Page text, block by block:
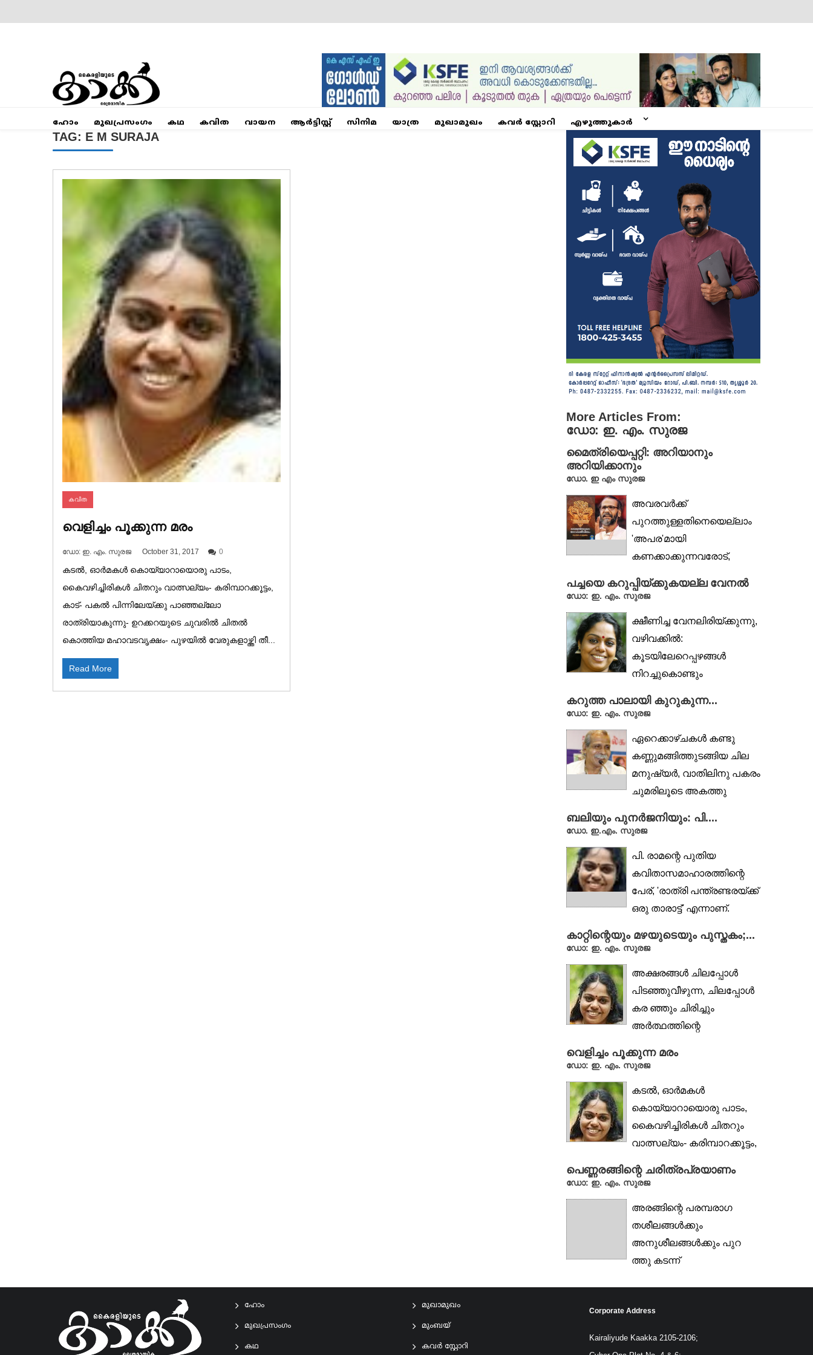
Mumbai Kaakka
ഹോം മുഖപ്രസംഗം കഥ കവിത വായന ആര്‍ട്ടിസ്റ്റ് സിനിമ യാത്ര മുഖാമുഖം കവർ സ്റ്റോറി എഴുത്തുകാർ
TAG: E M SURAJA
കവിത
വെളിച്ചം പൂക്കുന്ന മരം
ഡോ: ഇ. എം. സുരജ October 31, 2017 0
കടൽ, ഓർമകൾ കൊയ്യാറായൊരു പാടം,
കൈവഴിച്ചിരികൾ ചിതറും വാത്സല്യം- കരിമ്പാറക്കൂട്ടം,
കാട്- പകൽ പിന്നിലേയ്ക്കു പാഞ്ഞല്ലോ
രാത്രിയാകുന്നു- ഉറക്കറയുടെ ചുവരിൽ ചിതൽ
കൊത്തിയ മഹാവടവൃക്ഷം- പുഴയിൽ വേരുകളാഴ്ത്തി തീ...
Read More
More Articles From:
ഡോ: ഇ. എം. സുരജ
മൈത്രിയെപ്പറ്റി: അറിയാനും
അറിയിക്കാനും
ഡോ. ഇ എം സുരജ
അവരവർക്ക്
പുറത്തുള്ളതിനെയെല്ലാം
'അപര'മായി
കണക്കാക്കുന്നവരോട്,
വിയോജിയ്ക്കുകയും
ഏർപ്പെടുകയും ചെയ്യുന്ന
കൃതിയാണ്, സുനിൽ...
പച്ചയെ കറുപ്പിയ്ക്കുകയല്ല വേനൽ
ഡോ: ഇ. എം. സുരജ
ക്ഷീണിച്ച വേനലിരിയ്ക്കുന്നു,
വഴിവക്കിൽ:
കൂടയിലേറെപ്പഴങ്ങൾ
നിറച്ചുകൊണ്ടും
വിങ്ങും മുഖം
തീയൂതിപ്പാറ്റിയ...
കറുത്ത പാലായി കുറുകുന്ന...
ഡോ: ഇ. എം. സുരജ
ഏറെക്കാഴ്ചകൾ കണ്ടു
കണ്ണുമങ്ങിത്തുടങ്ങിയ ചില
മനുഷ്യർ, വാതിലിനു പകരം
ചുമരിലൂടെ അകത്തു
ബലിയും പുനർജനിയും: പി....
ഡോ. ഇ.എം. സുരജ
പി. രാമന്റെ പുതിയ
കവിതാസമാഹാരത്തിന്റെ
പേര്, 'രാത്രി പന്ത്രണ്ടരയ്ക്ക്
ഒരു താരാട്ട്' എന്നാണ്.
കാറ്റിന്റെയും മഴയുടെയും പുസ്തകം;...
ഡോ: ഇ. എം. സുരജ
അക്ഷരങ്ങൾ ചിലപ്പോൾ
പിടഞ്ഞുവീഴുന്ന, ചിലപ്പോൾ
കര ഞ്ഞും ചിരിച്ചും
അർത്ഥത്തിന്റെ
യ്ക്കുന്ന...
വെളിച്ചം പൂക്കുന്ന മരം
ഡോ: ഇ. എം. സുരജ
കടൽ, ഓർമകൾ
കൊയ്യാറായൊരു പാടം,
കൈവഴിച്ചിരികൾ ചിതറും
വാത്സല്യം- കരിമ്പാറക്കൂട്ടം,
പെണ്ണരങ്ങിന്റെ ചരിത്രപ്രയാണം
ഡോ: ഇ. എം. സുരജ
അരങ്ങിന്റെ പരമ്പരാഗ
തശീലങ്ങൾക്കും
അനുശീലങ്ങൾക്കും പുറ
ത്തു കടന്ന്
സഫലമായ...
ഹോം
മുഖപ്രസംഗം
കഥ
മുഖാമുഖം
മുംബയ്
കവർ സ്റ്റോറി
Corporate Address
Kairaliyude Kaakka 2105-2106;